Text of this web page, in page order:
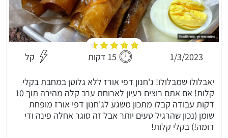
1/3/2023 15 דקות קל
יאבלולו שמבלולו! ג'חנון דפי אורז ללא גלוטן במחבת בקלי
קלות! אם אתם רוצים רעיון לארוחת ערב קלה מהירה תוך 10
דקות עבודה קבלו מתכון משגע לג'חנון דפי אורז מופחת
שומן (נכון שהרגיל טעים יותר אבל זה סוגר אחלה פינה ודי
דומה!) בקלי קלות!